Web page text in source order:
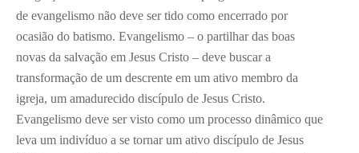
de evangelismo não deve ser tido como encerrado por
ocasião do batismo. Evangelismo – o partilhar das boas
novas da salvação em Jesus Cristo – deve buscar a
transformação de um descrente em um ativo membro da
igreja, um amadurecido discípulo de Jesus Cristo.
Evangelismo deve ser visto como um processo dinâmico que
leva um indivíduo a se tornar um ativo discípulo de Jesus